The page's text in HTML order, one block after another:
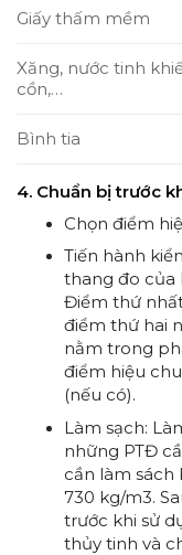
Giấy thấm mềm
Xăng, nước tinh
cồn,…
Bình tia
4. Chuẩn bị trước
Chọn điểm
Tiến hành
thang đo của
Điểm thứ
điểm thứ hai
nằm trong
điểm hiệu
(nếu có).
Làm sạch:
những PTĐ
cần làm sách
730 kg/m3.
trước khi sử
thủy tinh và